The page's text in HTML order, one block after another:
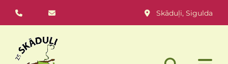
  Skāduļi, Sigulda